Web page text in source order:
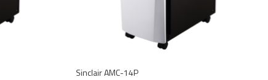
Sinclair AMC-14P